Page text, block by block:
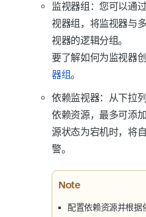
监视器组 ：您可以通
视器组，将监视器与
视器的逻辑分组。
要了解如何为监视器
器组。
依赖监视器：从下拉
依赖资源，最多可添
源状态为宕机时，将
警。
Note
配置依赖资源并根据